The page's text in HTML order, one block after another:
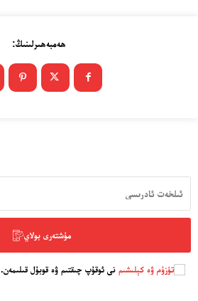
تور بېكىتىمىز
ھەمبەھىرلىنىڭ:
مۇشتەرى بولاي
تۈزۈم ۋە كېلىشىم نى ئوقۇپ چىقتىم ۋە قوبۇل قىلىمەن.